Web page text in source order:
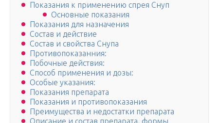
Показания к применению спрея Снуп
Основные показания
Показания для назначения
Состав и действие
Состав и свойства Снупа
Противопоказанния:
Побочные действия:
Способ применения и дозы:
Особые указания:
Показания препарата
Показания и противопоказания
Преимущества и недостатки препарата
Описание и состав препарата, формы